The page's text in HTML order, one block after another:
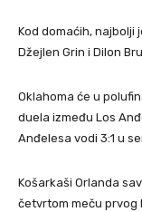
Kod domaćih, najbolji
Džejlen Grin i Dilon
Oklahoma će u
duela između Los
Anđelesa vodi 3:1 u
Košarkaši Orlanda
četvrtom meču prvog